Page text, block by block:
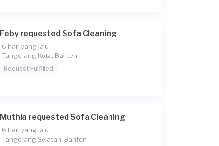
Feby requested Sofa Cleaning
6 hari yang lalu
Tangerang Kota, Banten
Request Fulfilled
Muthia requested Sofa Cleaning
6 hari yang lalu
Tangerang Selatan, Banten